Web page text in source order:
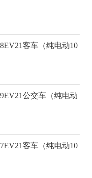
客车（纯电动10
公交车（纯电动
客车（纯电动10